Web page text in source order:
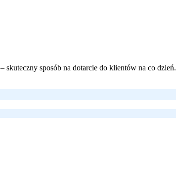
– skuteczny sposób na dotarcie do klientów na co dzień.